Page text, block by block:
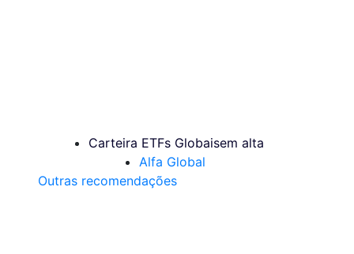
Carteira ETFs Globaisem alta
Alfa Global
Outras recomendações